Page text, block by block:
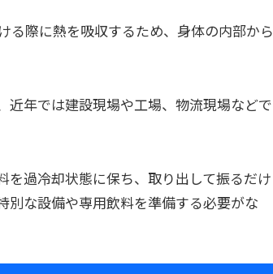
る際に熱を吸収するため、身体の内部から
近年では建設現場や工場、物流現場などで
を過冷却状態に保ち、取り出して振るだけ
別な設備や専用飲料を準備する必要がな